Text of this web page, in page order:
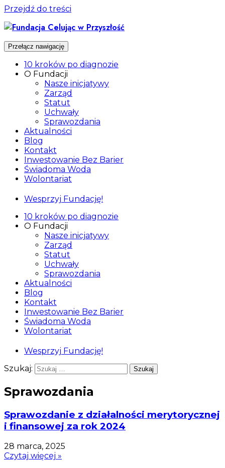
Przejdź do treści
Przełącz nawigację
10 kroków po diagnozie
O Fundacji
Nasze inicjatywy
Zarząd
Statut
Uchwały
Sprawozdania
Aktualności
Blog
Kontakt
Inwestowanie Bez Barier
Świadoma Woda
Wolontariat
Wesprzyj Fundację!
10 kroków po diagnozie
O Fundacji
Nasze inicjatywy
Zarząd
Statut
Uchwały
Sprawozdania
Aktualności
Blog
Kontakt
Inwestowanie Bez Barier
Świadoma Woda
Wolontariat
Wesprzyj Fundację!
Szukaj:
Sprawozdania
Sprawozdanie z działalności merytorycznej
i finansowej za rok 2024
28 marca, 2025
Czytaj więcej »